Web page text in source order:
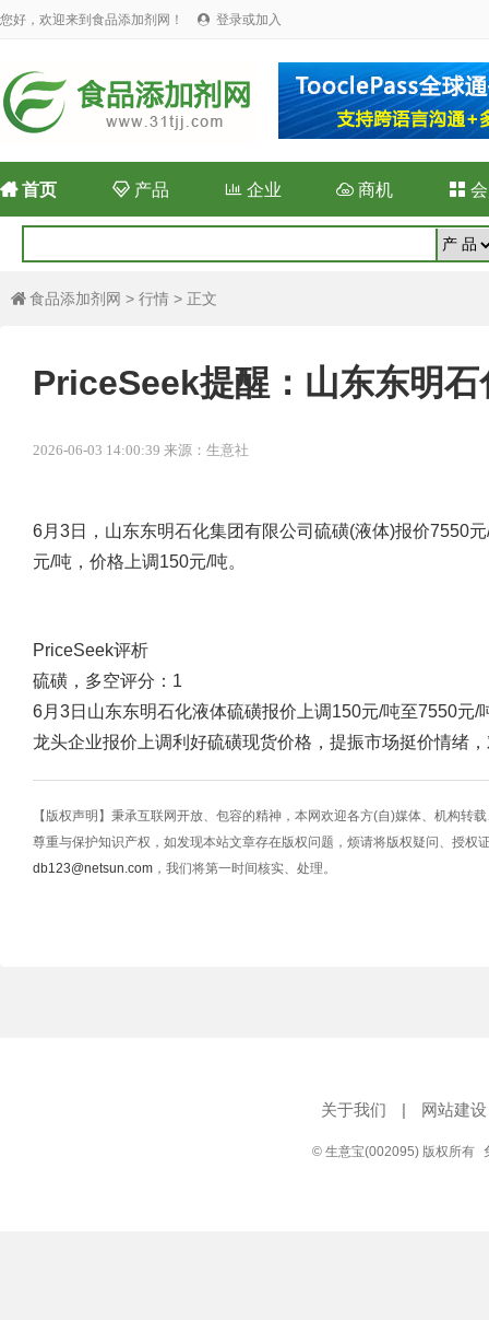
您好，欢迎来到食品添加剂网！  登录或加入
首页 产品 企业  商机 
 食品添加剂网 > 行情 > 正文
PriceSeek提醒：山东东明
2026-06-03 14:00:39 来源：生意社
6月3日，山东东明石化集团有限公司硫磺(液体)报价7550
元/吨，价格上调150元/吨。
PriceSeek评析
硫磺，多空评分：1
6月3日山东东明石化液体硫磺报价上调150元/吨至7550元
龙头企业报价上调利好硫磺现货价格，提振市场挺价情绪
【版权声明】秉承互联网开放、包容的精神，本网欢迎各方(自)媒体、机构转
尊重与保护知识产权，如发现本站文章存在版权问题，烦请将版权疑问、授权
db123@netsun.com ，我们将第一时间核实、处理。
关于我们 | 网站建设
© 生意宝(002095) 版权所有